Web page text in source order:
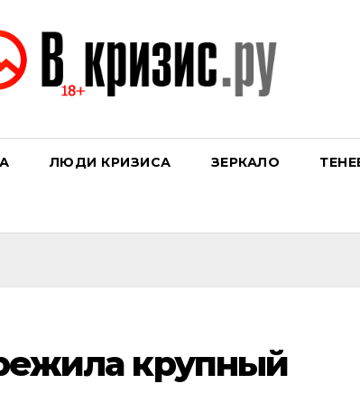
ЛЮДИ КРИЗИСА ЗЕРКАЛО
крупный